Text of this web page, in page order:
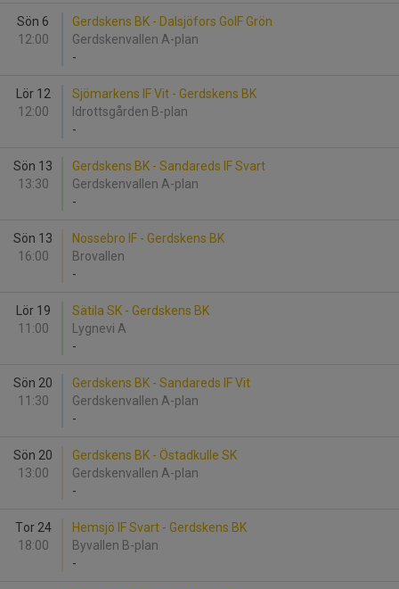
Sön 6
12:00
Gerdskens BK - Dalsjöfors GoIF Grön
Gerdskenvallen A-plan
-
Lör 12
12:00
Sjömarkens IF Vit - Gerdskens BK
Idrottsgården B-plan
-
Sön 13
13:30
Gerdskens BK - Sandareds IF Svart
Gerdskenvallen A-plan
-
Sön 13
16:00
Nossebro IF - Gerdskens BK
Brovallen
-
Lör 19
11:00
Sätila SK - Gerdskens BK
Lygnevi A
-
Sön 20
11:30
Gerdskens BK - Sandareds IF Vit
Gerdskenvallen A-plan
-
Sön 20
13:00
Gerdskens BK - Östadkulle SK
Gerdskenvallen A-plan
-
Tor 24
18:00
Hemsjö IF Svart - Gerdskens BK
Byvallen B-plan
-